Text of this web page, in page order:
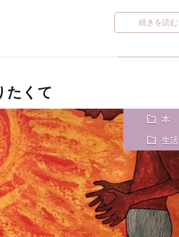
続きを読む
たくて
本
生活